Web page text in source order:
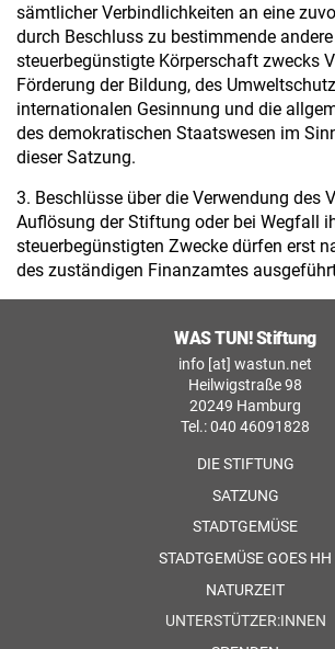
sämtlicher Verbindlichkeiten an eine
durch Beschluss zu bestimmende andere
steuerbegünstigte Körperschaft zwecks
Förderung der Bildung, des
internationalen Gesinnung und die
des demokratischen Staatswesen im
dieser Satzung.
3. Beschlüsse über die Verwendung des
Auflösung der Stiftung oder bei Wegfall
steuerbegünstigten Zwecke dürfen erst
des zuständigen Finanzamtes
WAS TUN! Stiftung
info [at] wastun.net
Heilwigstraße 98
20249 Hamburg
Tel.: 040 46091828
DIE STIFTUNG
SATZUNG
STADTGEMÜSE
STADTGEMÜSE GOES HH
NATURZEIT
UNTERSTÜTZER:INNEN